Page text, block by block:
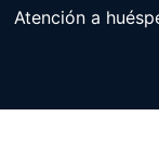
Atención a